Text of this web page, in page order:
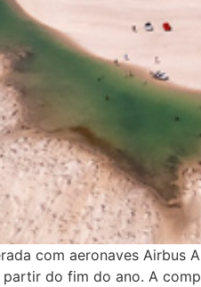
com aeronaves Airbus
do fim do ano. A